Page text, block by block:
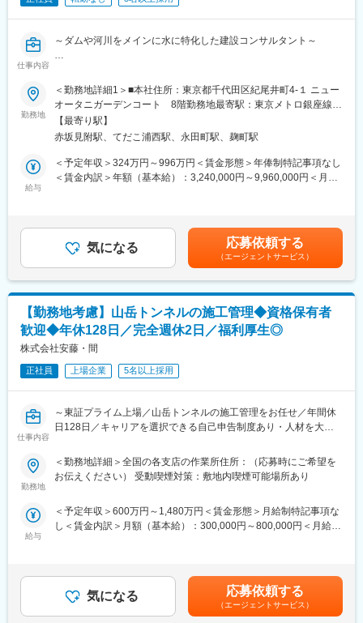
は、そこで得た知見を活用しつつ、日常の業務に関連する小さな
ことからコツコツ改善していくことで労働時間の短縮をしていま
す。
※5年連続で「健康経営優良法人」に認定され、2021年度から始ま
■実績：
「三陸国道管内測量設計」業務にて三陸国道事務所長表彰、「南
三陸釜石地区道路設計」業務にて南三陸国道事務所長表彰を受賞
■社風：
・社内には「若手の会」という組織があり、部署や職種の垣根を
越え、若手社員同士の交流やスキルアップ等数多くの取組を行
い、会社を活気づけています。）
・離職者もほぼおらず、平均年齢は40代後半となっております。
変更の範囲：会社の定める業務
仕事内容
～ダムや河川をメインに水に特化した建設コンサルタント～
ダム、河川、砂防施設等の設計、設備更新設計、施設維持管理
調査及び調査結果に基づく維持計画の提案、防災・減災対策関連
業務等をお任せ致します。
■業務内容：
これまでのご経験を考慮して担当分野や案件をお任せします。
・ダムの調査、設計、施工計画、設備更新、長寿命化計画
・地すべり、安定解析、対策工選定
・水文調査、水文解析、三次元浸透流解析(MODFLOW) 等
とんどで、全国の案件を受注しております。
・年間案件数：案件の規模にもよりますが、年間約40件程、金額
にすると約3億円規模の案件を受注しております。
■組織構成：
長期で就業している方が多く、40代～70代までの10名が在籍し
ております。
■働きやすい環境：
【コアフレックス】
間。
【フルリモート勤務】
フルリモート可能な為、勤務地は全国可。
現在三重在住と長野県在住の社員がフルリモート、埼玉在住の1
くことが可能。週3日や週４日、時短も相談可能です。週5日フル
タイムで勤務いただける場合は現時点では正社員時と待遇に変わ
勤務地
＜勤務地詳細1＞■本社住所：東京都千代田区紀尾井町4-１ ニュー
オータニガーデンコート 8階勤務地最寄駅：東京メトロ銀座線／
赤坂見附駅受動喫煙対策：屋内全面禁煙＜勤務地詳細2＞秋田営業
所住所：秋田県秋田市八橋田五郎2-3-29-10 受動喫煙対策：屋内
受動喫煙対策：屋内全面禁煙
【最寄り駅】
赤坂見附駅、てだこ浦西駅、永田町駅、麹町駅
給与
＜予定年収＞324万円～996万円＜賃金形態＞年俸制特記事項なし
＜賃金内訳＞年額（基本給）：3,240,000円～9,960,000円＜月額
て上下する可能性があります。月給(月額)は固定手当を含めた表記
です。 気になる 応募依頼する
（エージェントサービス）
【勤務地考慮】山岳トンネルの施工管理◆資格保有者
歓迎◆年休128日／完全週休2日／福利厚生◎
株式会社安藤・間
正社員 上場企業 5名以上採用
仕事内容
～東証プライム上場／山岳トンネルの施工管理をお任せ／年間休
日128日／キャリアを選択できる自己申告制度あり・人材を大切
山岳トンネル分野のさらなる強化に伴う増員募集です。
■業務内容【変更の範囲:会社の定める業務】
山岳トンネル現場において、施工計画立案、顧客や各省庁との打
■業務詳細
顧客の満足する製品サービスを顧客に確実かつ迅速に提供するた
め、担当プロジェクトの施工管理を行います。
勤務地
＜勤務地詳細＞全国の各支店の作業所住所：（応募時にご希望を
お伝えください） 受動喫煙対策：敷地内喫煙可能場所あり
給与
＜予定年収＞600万円～1,480万円＜賃金形態＞月給制特記事項な
し＜賃金内訳＞月額（基本給）：300,000円～800,000円＜月給＞
気になる 応募依頼する
（エージェントサービス）